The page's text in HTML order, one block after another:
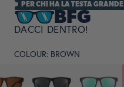
PER CHI HA LA TESTA GRANDE
BFG
DACCI DENTRO!
COLOUR: BROWN